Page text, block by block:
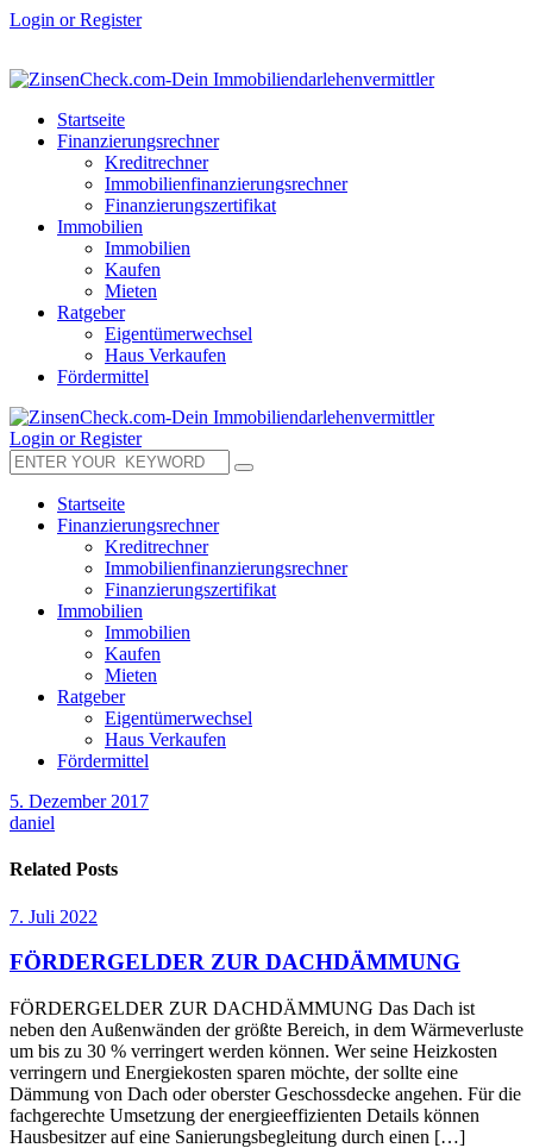
Login or Register
Startseite
Finanzierungsrechner
Kreditrechner
Immobilienfinanzierungsrechner
Finanzierungszertifikat
Immobilien
Immobilien
Kaufen
Mieten
Ratgeber
Eigentümerwechsel
Haus Verkaufen
Fördermittel
Login or Register
Startseite
Finanzierungsrechner
Kreditrechner
Immobilienfinanzierungsrechner
Finanzierungszertifikat
Immobilien
Immobilien
Kaufen
Mieten
Ratgeber
Eigentümerwechsel
Haus Verkaufen
Fördermittel
5. Dezember 2017
daniel
Related Posts
7. Juli 2022
FÖRDERGELDER ZUR DACHDÄMMUNG
FÖRDERGELDER ZUR DACHDÄMMUNG Das Dach ist
neben den Außenwänden der größte Bereich, in dem Wärmeverluste
um bis zu 30 % verringert werden können. Wer seine Heizkosten
verringern und Energiekosten sparen möchte, der sollte eine
Dämmung von Dach oder oberster Geschossdecke angehen. Für die
fachgerechte Umsetzung der energieeffizienten Details können
Hausbesitzer auf eine Sanierungsbegleitung durch einen […]